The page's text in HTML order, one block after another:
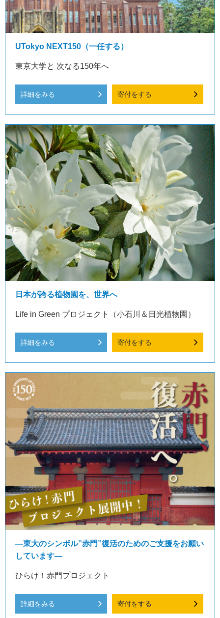
UTokyo NEXT150（一任する）
東京大学と 次なる150年へ
詳細をみる 寄付をする
日本が誇る植物園を、世界へ
Life in Green プロジェクト（小石川＆日光植物園）
詳細をみる 寄付をする
―東大のシンボル”赤門”復活のためのご支援をお願い
しています―
ひらけ！赤門プロジェクト
詳細をみる 寄付をする